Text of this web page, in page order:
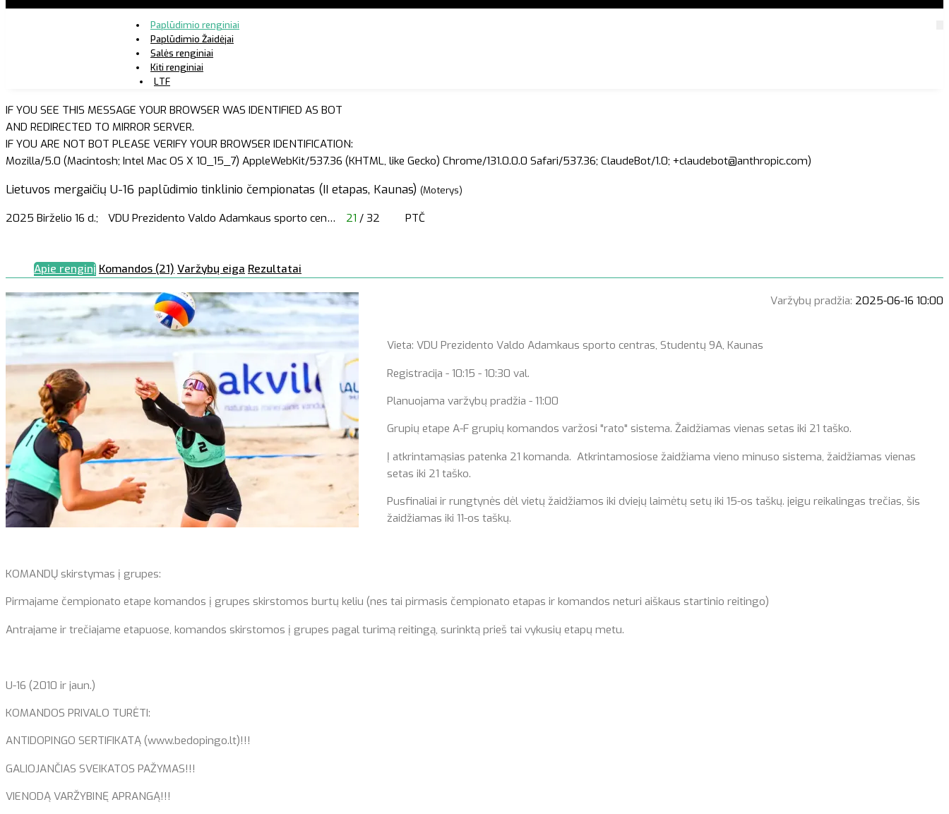
Paplūdimio renginiai
Paplūdimio Žaidėjai
Salės renginiai
Kiti renginiai
LTF
IF YOU SEE THIS MESSAGE YOUR BROWSER WAS IDENTIFIED AS BOT
AND REDIRECTED TO MIRROR SERVER.
IF YOU ARE NOT BOT PLEASE VERIFY YOUR BROWSER IDENTIFICATION:
Mozilla/5.0 (Macintosh; Intel Mac OS X 10_15_7) AppleWebKit/537.36 (KHTML, like Gecko) Chrome/131.0.0.0 Safari/537.36; ClaudeBot/1.0; +claudebot@anthropic.com)
Lietuvos mergaičių U-16 paplūdimio tinklinio čempionatas (II etapas, Kaunas) (Moterys)
2025 Birželio 16 d.; VDU Prezidento Valdo Adamkaus sporto cen… 21 / 32 PTČ
Apie renginį Komandos (21) Varžybų eiga Rezultatai
Varžybų pradžia: 2025-06-16 10:00
Vieta: VDU Prezidento Valdo Adamkaus sporto centras, Studentų 9A, Kaunas
Registracija - 10:15 - 10:30 val.
Planuojama varžybų pradžia - 11:00
Grupių etape A-F grupių komandos varžosi "rato" sistema. Žaidžiamas vienas setas iki 21 taško.
Į atkrintamąsias patenka 21 komanda. Atkrintamosiose žaidžiama vieno minuso sistema, žaidžiamas vienas
setas iki 21 taško.
Pusfinaliai ir rungtynės dėl vietų žaidžiamos iki dviejų laimėtų setų iki 15-os taškų. jeigu reikalingas trečias, šis
žaidžiamas iki 11-os taškų.
KOMANDŲ skirstymas į grupes:
Pirmajame čempionato etape komandos į grupes skirstomos burtų keliu (nes tai pirmasis čempionato etapas ir komandos neturi aiškaus startinio reitingo)
Antrajame ir trečiajame etapuose, komandos skirstomos į grupes pagal turimą reitingą, surinktą prieš tai vykusių etapų metu.
U-16 (2010 ir jaun.)
KOMANDOS PRIVALO TURĖTI:
ANTIDOPINGO SERTIFIKATĄ (www.bedopingo.lt)!!!
GALIOJANČIAS SVEIKATOS PAŽYMAS!!!
VIENODĄ VARŽYBINĘ APRANGĄ!!!